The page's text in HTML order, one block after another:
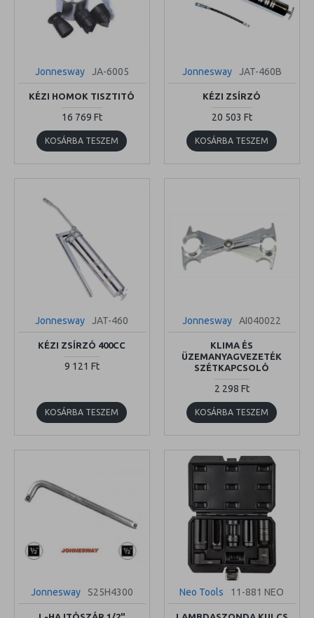
Jonnesway JA-6005
KÉZI HOMOK TISZTITÓ
16 769 Ft
KOSÁRBA TESZEM
Jonnesway JAT-460B
KÉZI ZSÍRZÓ
20 503 Ft
KOSÁRBA TESZEM
Jonnesway JAT-460
KÉZI ZSÍRZÓ 400CC
9 121 Ft
KOSÁRBA TESZEM
Jonnesway AI040022
KLIMA ÉS
ÜZEMANYAGVEZETÉK
SZÉTKAPCSOLÓ
2 298 Ft
KOSÁRBA TESZEM
Jonnesway S25H4300 Neo Tools 11-881 NEO